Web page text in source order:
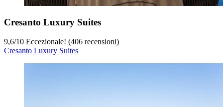
Cresanto Luxury Suites
9,6/10 Eccezionale! (406 recensioni)
Cresanto Luxury Suites